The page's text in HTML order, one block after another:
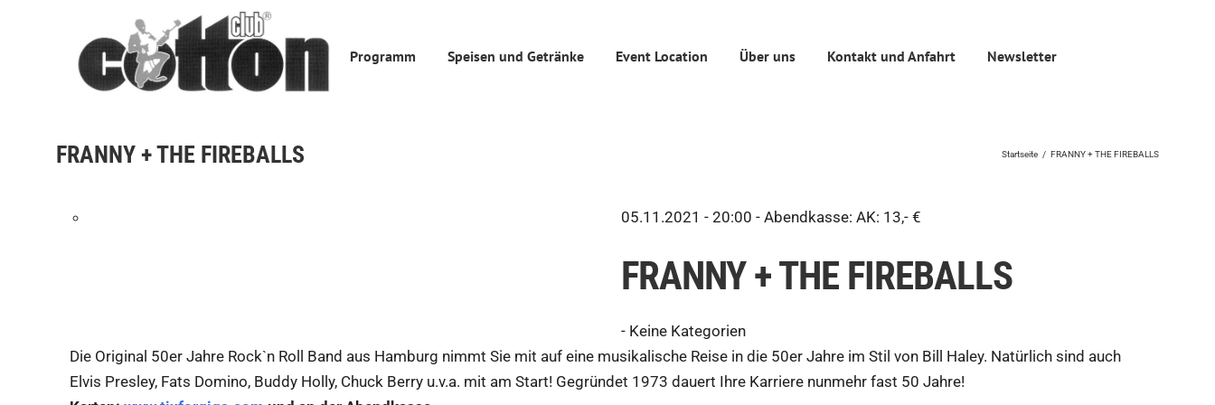
Programm Speisen und Getränke Event Location Über uns Kontakt und Anfahrt Newsletter
FRANNY + THE FIREBALLS Startseite / FRANNY + THE FIREBALLS
05.11.2021 - 20:00 - Abendkasse: AK: 13,- €
FRANNY + THE FIREBALLS
- Keine Kategorien
Die Original 50er Jahre Rock`n Roll Band aus Hamburg nimmt Sie mit auf eine musikalische Reise in die 50er Jahre im Stil von Bill Haley. Natürlich sind auch
Elvis Presley, Fats Domino, Buddy Holly, Chuck Berry u.v.a. mit am Start! Gegründet 1973 dauert Ihre Karriere nunmehr fast 50 Jahre!